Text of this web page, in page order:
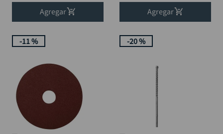
Agregar
Agregar
-11 % -20 %